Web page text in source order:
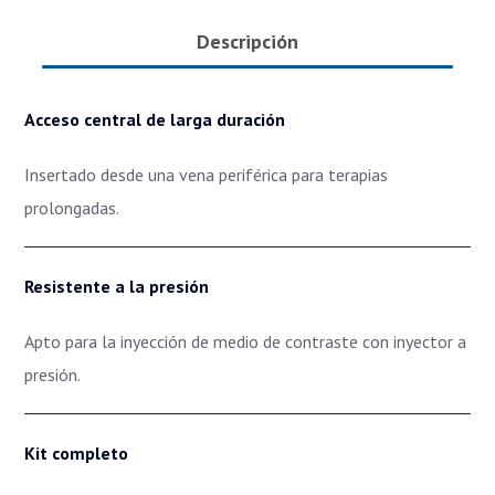
Descripción
Acceso central de larga duración
Insertado desde una vena periférica para terapias
prolongadas.
Resistente a la presión
Apto para la inyección de medio de contraste con inyector a
presión.
Kit completo